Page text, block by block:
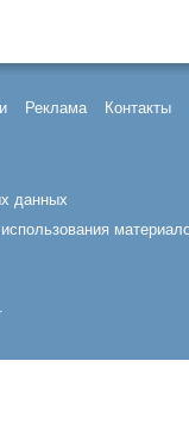
Реклама Контакты
данных